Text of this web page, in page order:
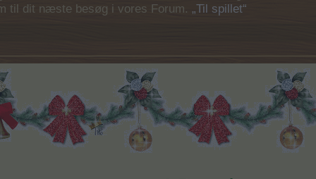
til dit næste besøg i vores Forum. „Til spillet“